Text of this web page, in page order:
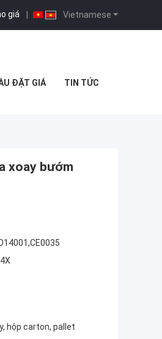
Vietnamese
giá |
ĐẶT GIÁ TIN TỨC
xoay bướm
hộp carton, pallet